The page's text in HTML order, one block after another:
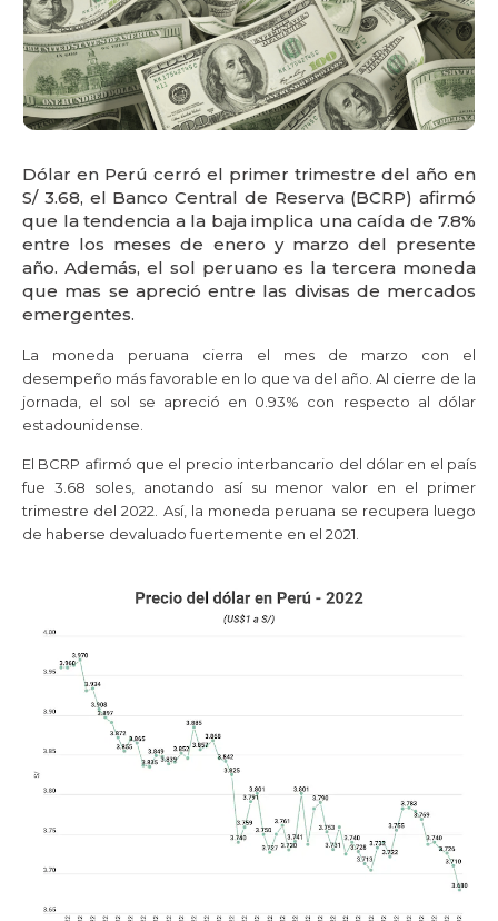
Dólar en Perú cerró el primer trimestre del año en
S/ 3.68, el Banco Central de Reserva (BCRP) afirmó
que la tendencia a la baja implica una caída de 7.8%
entre los meses de enero y marzo del presente
año. Además, el sol peruano es la tercera moneda
que mas se apreció entre las divisas de mercados
emergentes.
La moneda peruana cierra el mes de marzo con el
desempeño más favorable en lo que va del año. Al cierre de la
jornada, el sol se apreció en 0.93% con respecto al dólar
estadounidense.
El BCRP afirmó que el precio interbancario del dólar en el país
fue 3.68 soles, anotando así su menor valor en el primer
trimestre del 2022. Así, la moneda peruana se recupera luego
de haberse devaluado fuertemente en el 2021.